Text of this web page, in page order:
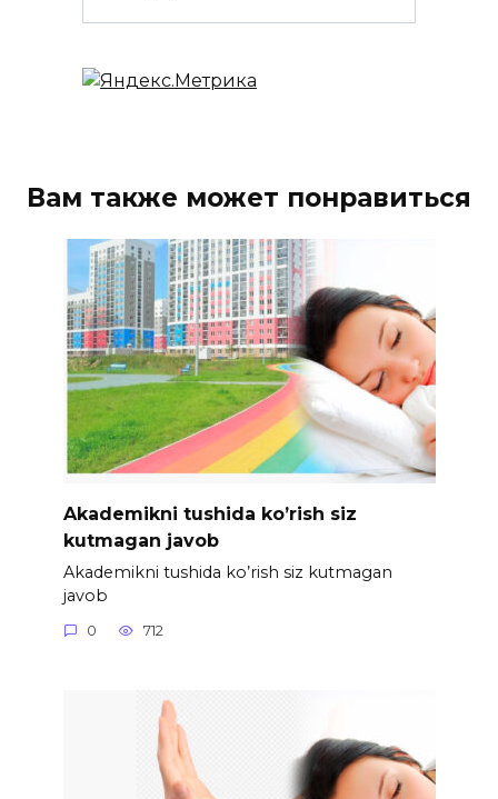
Вам также может понравиться
Akademikni tushida ko’rish siz
kutmagan javob
Akademikni tushida ko’rish siz kutmagan
javob
0 712